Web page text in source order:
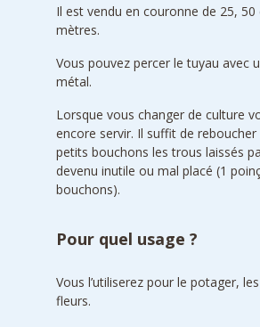
Il est vendu en couronne de 25, 50
mètres.
Vous pouvez percer le tuyau avec
métal.
Lorsque vous changer de culture
encore servir. Il suffit de reboucher
petits bouchons les trous laissés
devenu inutile ou mal placé (1
bouchons).
Pour quel usage ?
Vous l’utiliserez pour le potager,
fleurs.